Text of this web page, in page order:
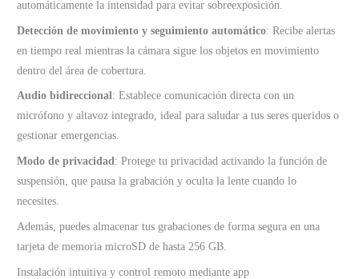
automáticamente la intensidad para evitar sobreexposición.
Detección de movimiento y seguimiento automático: Recibe alertas
en tiempo real mientras la cámara sigue los objetos en movimiento
dentro del área de cobertura.
Audio bidireccional: Establece comunicación directa con un
micrófono y altavoz integrado, ideal para saludar a tus seres queridos o
gestionar emergencias.
Modo de privacidad: Protege tu privacidad activando la función de
suspensión, que pausa la grabación y oculta la lente cuando lo
necesites.
Además, puedes almacenar tus grabaciones de forma segura en una
tarjeta de memoria microSD de hasta 256 GB.
Instalación intuitiva y control remoto mediante app